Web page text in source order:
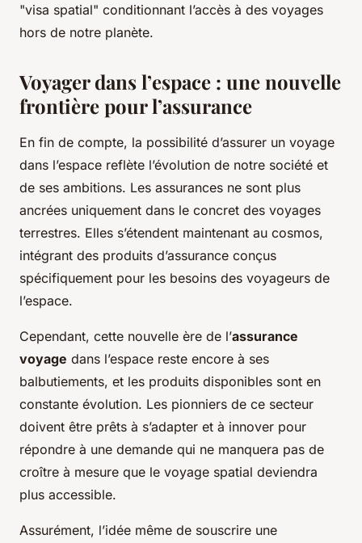
"visa spatial" conditionnant l’accès à des voyages
hors de notre planète.
Voyager dans l’espace : une nouvelle
frontière pour l’assurance
En fin de compte, la possibilité d’assurer un voyage
dans l’espace reflète l’évolution de notre société et
de ses ambitions. Les assurances ne sont plus
ancrées uniquement dans le concret des voyages
terrestres. Elles s’étendent maintenant au cosmos,
intégrant des produits d’assurance conçus
spécifiquement pour les besoins des voyageurs de
l’espace.
Cependant, cette nouvelle ère de l’assurance
voyage dans l’espace reste encore à ses
balbutiements, et les produits disponibles sont en
constante évolution. Les pionniers de ce secteur
doivent être prêts à s’adapter et à innover pour
répondre à une demande qui ne manquera pas de
croître à mesure que le voyage spatial deviendra
plus accessible.
Assurément, l’idée même de souscrire une